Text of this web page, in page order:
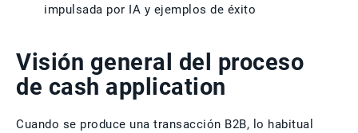
impulsada por IA y ejemplos de éxito
Visión general del proceso
de cash application
Cuando se produce una transacción B2B, lo habitual